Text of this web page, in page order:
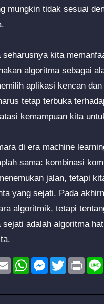
mungkin tidak sesuai
seharusnya kita
algoritma sebagai
aplikasi kencan
tetap terbuka
kemampuan kita
di era machine
sama: kombinasi
jalan, tetapi
yang sejati. Pada
algoritmik, tetapi
sejati adalah algoritma
EmailWhatsAppMessenger
TwitterPrint